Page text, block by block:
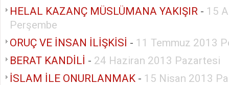
HELAL KAZANÇ MÜSLÜMANA YAKIŞIR - 15
Perşembe
ORUÇ VE İNSAN İLİŞKİSİ - 11 Temmuz 2013
BERAT KANDİLİ - 24 Haziran 2013 Pazartesi
İSLAM İLE ONURLANMAK - 15 Nisan 2013